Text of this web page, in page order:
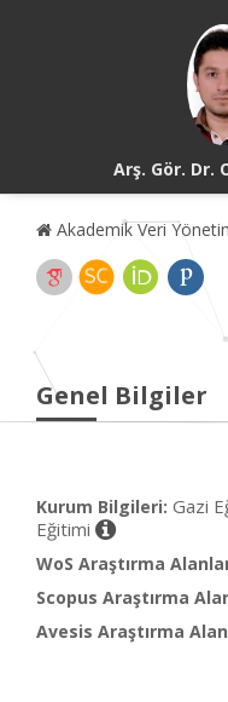
Arş. Gör. Dr.
Akademik Veri
Genel Bilgiler
Kurum Bilgileri: Gazi
Eğitimi
WoS Araştırma
Scopus Araştırma
Avesis Araştırma